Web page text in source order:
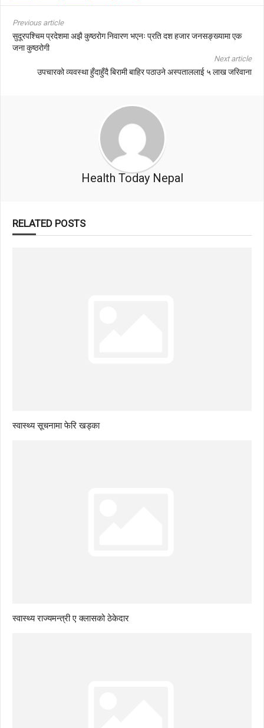
Previous article
सुदूरपश्चिम प्रदेशमा अझै कुष्ठरोग निवारण भएनः प्रति दश हजार जनसङ्ख्यामा एक
जना कुष्ठरोगी
Next article
उपचारको व्यवस्था हुँदाहुँदै बिरामी बाहिर पठाउने अस्पताललाई ५ लाख जरिवाना
Health Today Nepal
RELATED POSTS
स्वास्थ्य सूचनामा फेरि खड्का
स्वास्थ्य राज्यमन्त्री ए क्लासको ठेकेदार